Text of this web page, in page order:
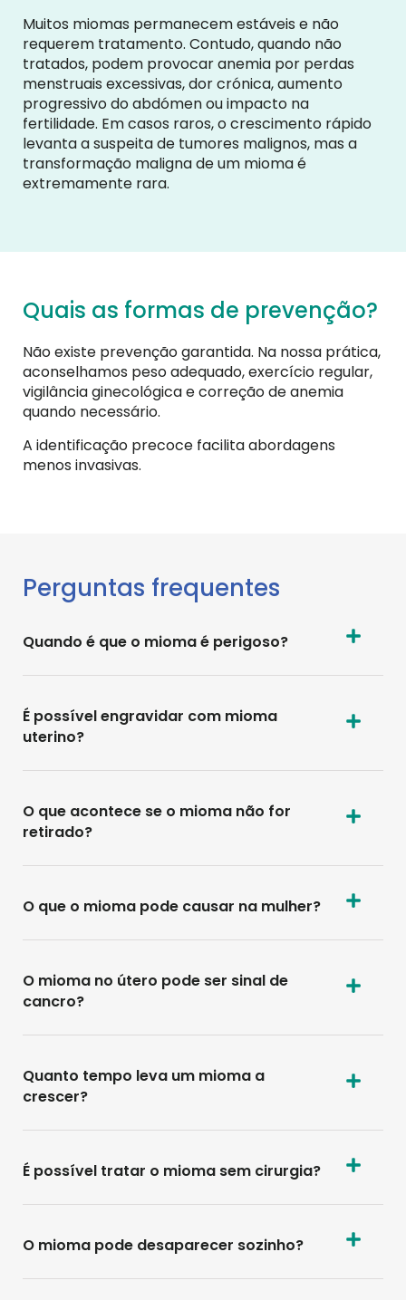
Muitos miomas permanecem estáveis e não
requerem tratamento. Contudo, quando não
tratados, podem provocar anemia por perdas
menstruais excessivas, dor crónica, aumento
progressivo do abdómen ou impacto na
fertilidade. Em casos raros, o crescimento rápido
levanta a suspeita de tumores malignos, mas a
transformação maligna de um mioma é
extremamente rara.
Quais as formas de prevenção?
Não existe prevenção garantida. Na nossa prática,
aconselhamos peso adequado, exercício regular,
vigilância ginecológica e correção de anemia
quando necessário.
A identificação precoce facilita abordagens
menos invasivas.
Perguntas frequentes
Quando é que o mioma é perigoso?
É possível engravidar com mioma
uterino?
O que acontece se o mioma não for
retirado?
O que o mioma pode causar na mulher?
O mioma no útero pode ser sinal de
cancro?
Quanto tempo leva um mioma a
crescer?
É possível tratar o mioma sem cirurgia?
O mioma pode desaparecer sozinho?